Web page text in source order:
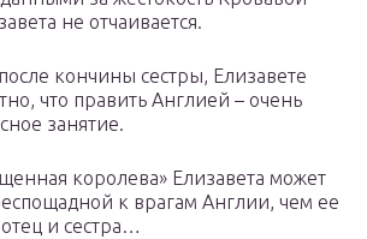
не отчаивается.
кончины сестры, Елизавете
что править Англией – очень
занятие.
королева» Елизавета может
к врагам Англии, чем ее
и сестра…